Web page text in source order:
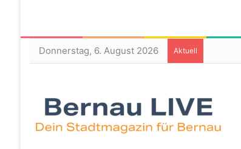
Donnerstag, 6. August 2026 Aktuell